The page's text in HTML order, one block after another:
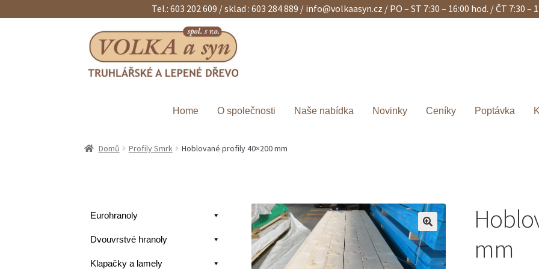
Tel.: 603 202 609 / sklad : 603 284 889 / info@volkaasyn.cz / PO – ST 7:30 – 16:00 hod. / ČT 7:30 –
Přeskočit
na
navigaci
Přejít
obsahu
webu
Home O společnosti Naše nabídka Novinky Ceníky Poptávka
Domů Profily Smrk Hoblované profily 40×200 mm
mm
Eurohranoly
Dvouvrstvé hranoly
Klapačky a lamely